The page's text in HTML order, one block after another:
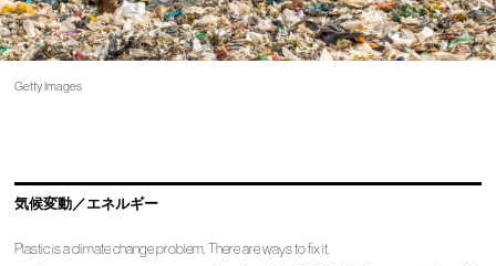
Getty Images
気候変動／エネルギー
Plastic is a climate change problem. There are ways to fix it.